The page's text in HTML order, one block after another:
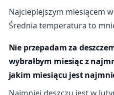
Najcieplejszym miesiącem
Średnia temperatura to
Nie przepadam za
wybrałbym miesiąc z
jakim miesiącu jest